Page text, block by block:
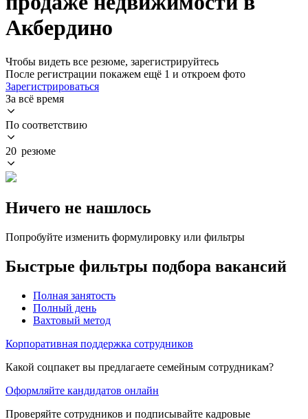
Акбердино
Чтобы видеть все резюме, зарегистрируйтесь
После регистрации покажем ещё 1 и откроем фото
Зарегистрироваться
За всё время
По соответствию
20 резюме
Ничего не нашлось
Попробуйте изменить формулировку или фильтры
Быстрые фильтры подбора вакансий
Полная занятость
Полный день
Вахтовый метод
Корпоративная поддержка сотрудников
Какой соцпакет вы предлагаете семейным сотрудникам?
Оформляйте кандидатов онлайн
Проверяйте сотрудников и подписывайте кадровые